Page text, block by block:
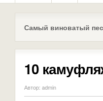
Самый виноватый
10
Автор: admin